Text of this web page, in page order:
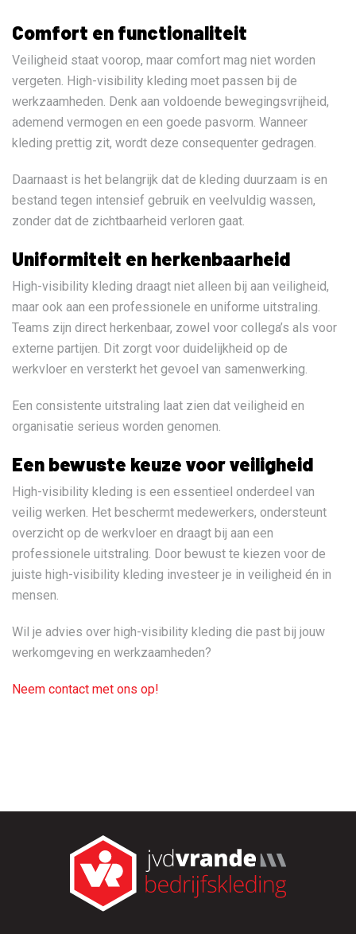
Comfort en functionaliteit
Veiligheid staat voorop, maar comfort mag niet worden
vergeten. High-visibility kleding moet passen bij de
werkzaamheden. Denk aan voldoende bewegingsvrijheid,
ademend vermogen en een goede pasvorm. Wanneer
kleding prettig zit, wordt deze consequenter gedragen.
Daarnaast is het belangrijk dat de kleding duurzaam is en
bestand tegen intensief gebruik en veelvuldig wassen,
zonder dat de zichtbaarheid verloren gaat.
Uniformiteit en herkenbaarheid
High-visibility kleding draagt niet alleen bij aan veiligheid,
maar ook aan een professionele en uniforme uitstraling.
Teams zijn direct herkenbaar, zowel voor collega’s als voor
externe partijen. Dit zorgt voor duidelijkheid op de
werkvloer en versterkt het gevoel van samenwerking.
Een consistente uitstraling laat zien dat veiligheid en
organisatie serieus worden genomen.
Een bewuste keuze voor veiligheid
High-visibility kleding is een essentieel onderdeel van
veilig werken. Het beschermt medewerkers, ondersteunt
overzicht op de werkvloer en draagt bij aan een
professionele uitstraling. Door bewust te kiezen voor de
juiste high-visibility kleding investeer je in veiligheid én in
mensen.
Wil je advies over high-visibility kleding die past bij jouw
werkomgeving en werkzaamheden?
Neem contact met ons op!